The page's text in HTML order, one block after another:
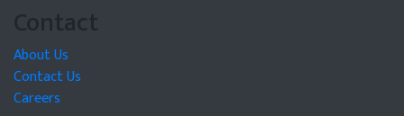
Contact
About Us
Contact Us
Careers